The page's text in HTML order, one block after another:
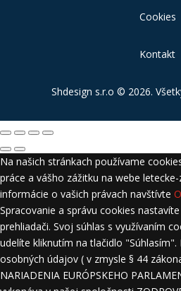
Cookies
Kontakt
Shdesign s.r.o © 2026.
Na našich stránkach používame
práce a vášho zážitku na webe letecke-
informácie o vašich právach navštívte
Spracovanie a správu cookies
prehliadači. Svoj súhlas s využívaním
udelíte kliknutím na tlačidlo
osobných údajov ( v zmysle § 44
NARIADENIA EURÓPSKEHO